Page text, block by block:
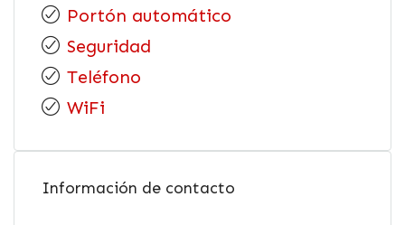
Portón automático
Seguridad
Teléfono
WiFi
Información de contacto